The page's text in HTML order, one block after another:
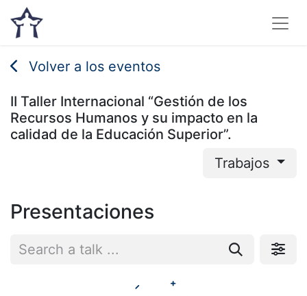
Volver a los eventos
II Taller Internacional “Gestión de los
Recursos Humanos y su impacto en la
calidad de la Educación Superior”.
Trabajos
Presentaciones